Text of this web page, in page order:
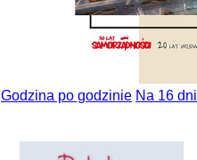
Godzina po godzinie Na 16 dni